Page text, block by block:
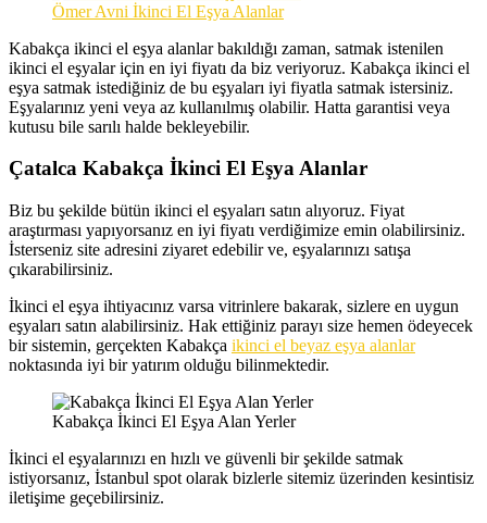
Ömer Avni İkinci El Eşya Alanlar
Kabakça ikinci el eşya alanlar bakıldığı zaman, satmak istenilen
ikinci el eşyalar için en iyi fiyatı da biz veriyoruz. Kabakça ikinci el
eşya satmak istediğiniz de bu eşyaları iyi fiyatla satmak istersiniz.
Eşyalarınız yeni veya az kullanılmış olabilir. Hatta garantisi veya
kutusu bile sarılı halde bekleyebilir.
Çatalca Kabakça İkinci El Eşya Alanlar
Biz bu şekilde bütün ikinci el eşyaları satın alıyoruz. Fiyat
araştırması yapıyorsanız en iyi fiyatı verdiğimize emin olabilirsiniz.
İsterseniz site adresini ziyaret edebilir ve, eşyalarınızı satışa
çıkarabilirsiniz.
İkinci el eşya ihtiyacınız varsa vitrinlere bakarak, sizlere en uygun
eşyaları satın alabilirsiniz. Hak ettiğiniz parayı size hemen ödeyecek
bir sistemin, gerçekten Kabakça ikinci el beyaz eşya alanlar
noktasında iyi bir yatırım olduğu bilinmektedir.
Kabakça İkinci El Eşya Alan Yerler
İkinci el eşyalarınızı en hızlı ve güvenli bir şekilde satmak
istiyorsanız, İstanbul spot olarak bizlerle sitemiz üzerinden kesintisiz
iletişime geçebilirsiniz.